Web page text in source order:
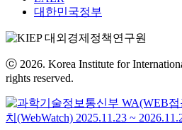
대한민국정부
ⓒ 2026. Korea Institute for
rights reserved.